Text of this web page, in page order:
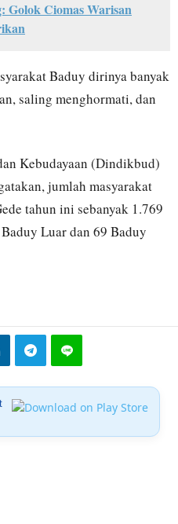
Golok Ciomas Warisan
Baduy dirinya banyak
saling menghormati, dan
Kebudayaan (Dindikbud)
jumlah masyarakat
tahun ini sebanyak 1.769
Luar dan 69 Baduy